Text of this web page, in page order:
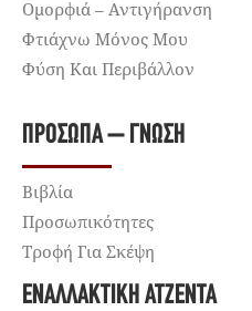
Ομορφιά – Αντιγήρανση
Φτιάχνω Μόνος Μου
Φύση Και Περιβάλλον
ΠΡΌΣΩΠΑ – ΓΝΏΣΗ
Βιβλία
Προσωπικότητες
Τροφή Για Σκέψη
ΕΝΑΛΛΑΚΤΙΚΉ ΑΤΖΈΝΤΑ